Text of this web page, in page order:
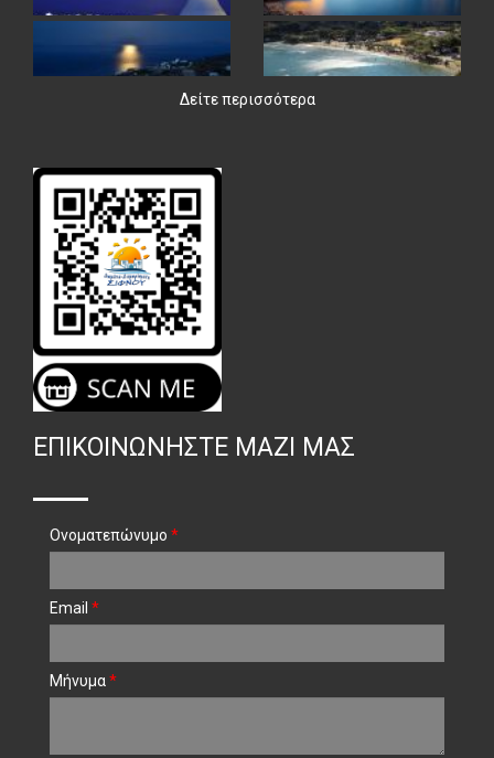
Δείτε περισσότερα
ΕΠΙΚΟΙΝΩΝΉΣΤΕ ΜΑΖΊ ΜΑΣ
Ονοματεπώνυμο *
Email *
Μήνυμα*